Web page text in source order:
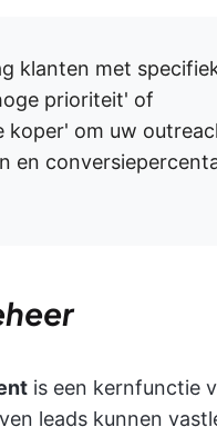
klanten met
prioriteit' of
koper' om uw
en
is een kernfunctie
leads kunnen